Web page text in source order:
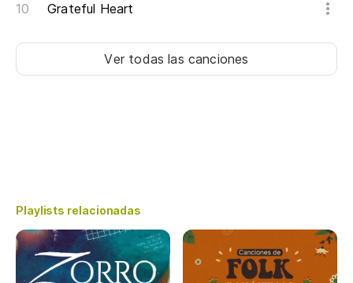
Grateful Heart
Ver todas las canciones
Playlists relacionadas